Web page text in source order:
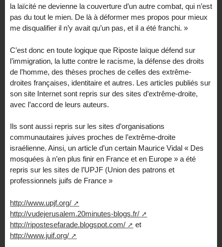
la laïcité ne devienne la couverture d’un autre combat, qui n’est
pas du tout le mien. De là à déformer mes propos pour mieux
me disqualifier il n’y avait qu’un pas, et il a été franchi. »
C’est donc en toute logique que Riposte laïque défend sur
l’immigration, la lutte contre le racisme, la défense des droits
de l’homme, des thèses proches de celles des extrême-
droites françaises, identitaire et autres. Les articles publiés sur
son site Internet sont repris sur des sites d’extrême-droite,
avec l’accord de leurs auteurs.
Ils sont aussi repris sur les sites d’organisations
communautaires juives proches de l’extrême-droite
israélienne. Ainsi, un article d’un certain Maurice Vidal « Des
mosquées à n’en plus finir en France et en Europe » a été
repris sur les sites de l’UPJF (Union des patrons et
professionnels juifs de France »
http://www.upjf.org/
http://vudejerusalem.20minutes-blogs.fr/
http://ripostesefarade.blogspot.com/
et
http://www.juif.org/